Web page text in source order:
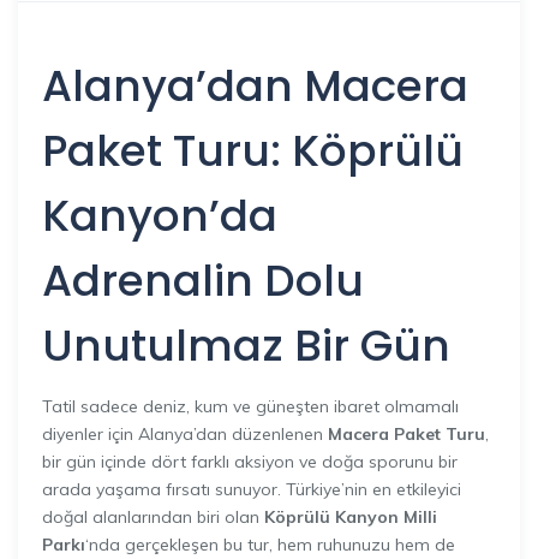
Alanya’dan Macera
Paket Turu: Köprülü
Kanyon’da
Adrenalin Dolu
Unutulmaz Bir Gün
Tatil sadece deniz, kum ve güneşten ibaret olmamalı
diyenler için Alanya’dan düzenlenen Macera Paket Turu
bir gün içinde dört farklı aksiyon ve doğa sporunu bir
arada yaşama fırsatı sunuyor. Türkiye’nin en etkileyici
doğal alanlarından biri olan Köprülü Kanyon Milli
Parkı‘nda gerçekleşen bu tur, hem ruhunuzu hem de